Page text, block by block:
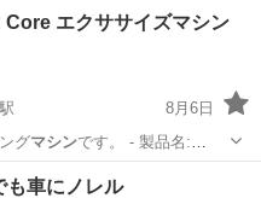
ットネス、トレーニング
エクササイズマシン
8月6日
グマシンです。 - 製品名:
フィットネス、トレーニング
も車にノレル